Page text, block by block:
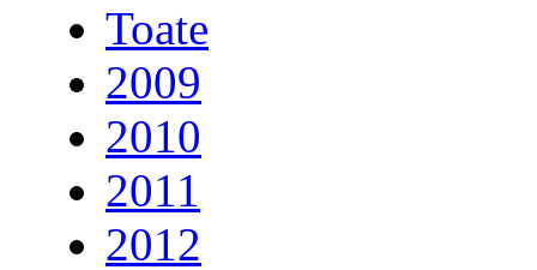
Toate
2009
2010
2011
2012